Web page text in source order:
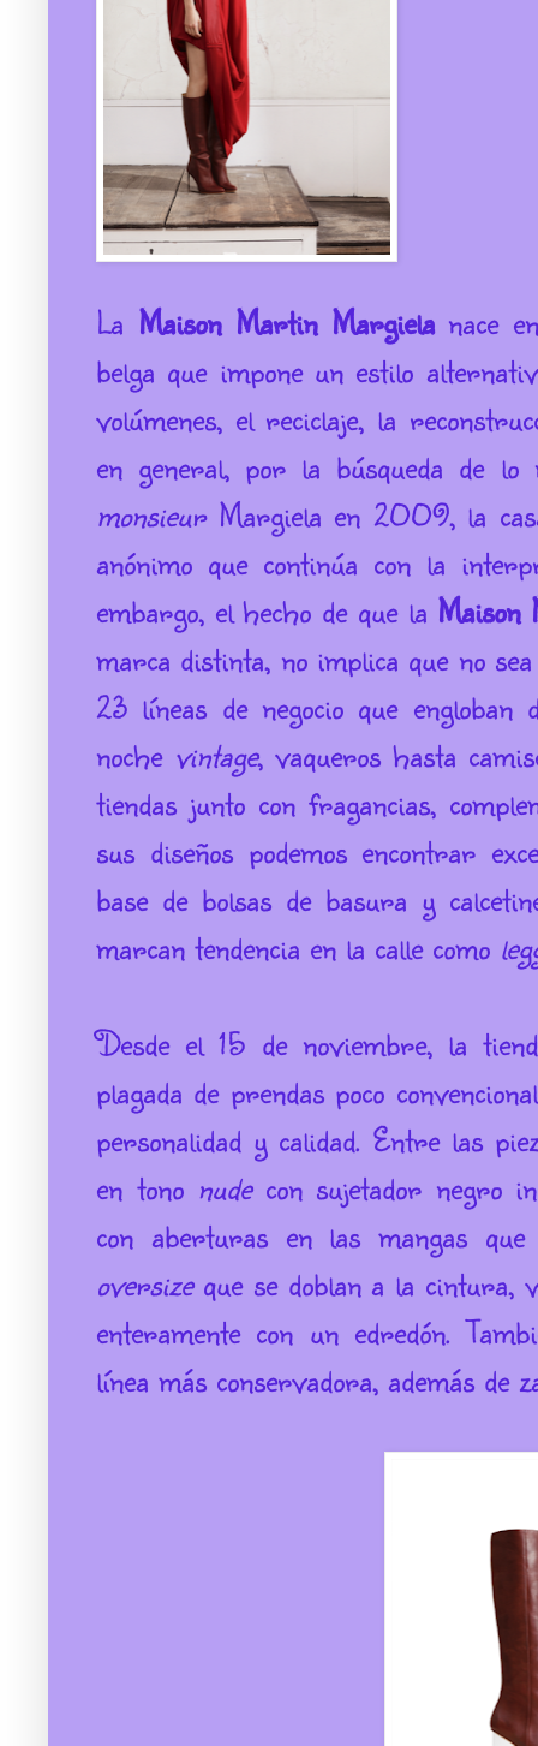
La Maison Martin Margielanace
belga que impone un estilo
volúmenes, el reciclaje, la
en general, por la búsqueda de lo
monsieurMargiela en 2009, la
anónimo que continúa con la
embargo, el hecho de que la Maison
marca distinta, no implica que no
23 líneas de negocio que engloban
noche vintage, vaqueros hasta
tiendas junto con fragancias,
sus diseños podemos encontrar
base de bolsas de basura y
marcan tendencia en la calle como
Desde el 15 de noviembre, la
plagada de prendas poco
personalidad y calidad. Entre las
en tono nudecon sujetador negro
con aberturas en las mangas
oversizeque se doblan a la cintura,
enteramente con un edredón.
línea más conservadora, además de